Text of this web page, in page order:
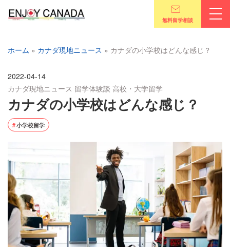
無料留学相談
ホーム » カナダ現地ニュース » カナダの小学校はどんな感じ？
2022-04-14
カナダ現地ニュース 留学体験談 高校・大学留学
カナダの小学校はどんな感じ？
小学校留学